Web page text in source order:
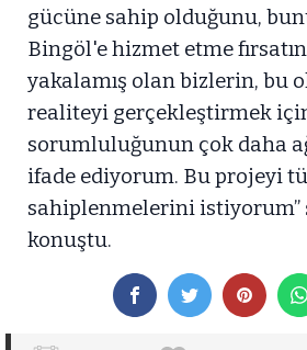
gücüne sahip olduğunu,
Bingöl'e hizmet etme
yakalamış olan bizlerin, bu
realiteyi gerçekleştirmek
sorumluluğunun çok daha
ifade ediyorum. Bu projeyi
sahiplenmelerini istiyorum”
konuştu.